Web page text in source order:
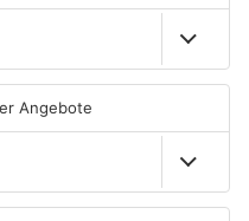
Schüsse in Langenselbold,
Gelnhausen, Linsengericht
PRIMAVERALAND